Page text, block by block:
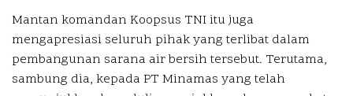
Mantan komandan Koopsus TNI itu juga
mengapresiasi seluruh pihak yang terlibat dalam
pembangunan sarana air bersih tersebut. Terutama,
sambung dia, kepada PT Minamas yang telah